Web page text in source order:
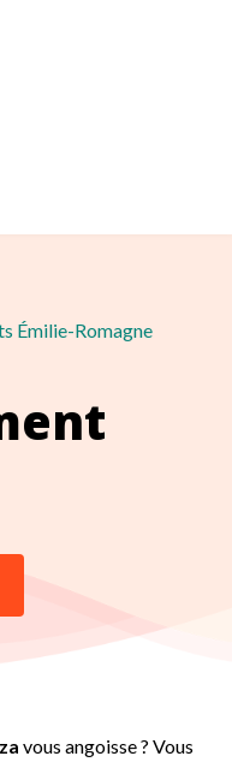
Émilie-Romagne
vous angoisse ? Vous